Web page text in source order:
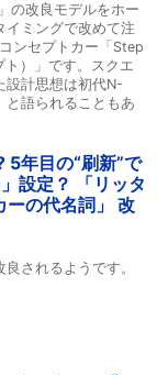
の改良モデルをホー
イミングで改めて注
ンセプトカー「Step
）」です。スクエ
設計思想は初代N-
と語られることもあ
5年目の“刷新”で
設定？ 「リッタ
の代名詞」 改
されるようです。